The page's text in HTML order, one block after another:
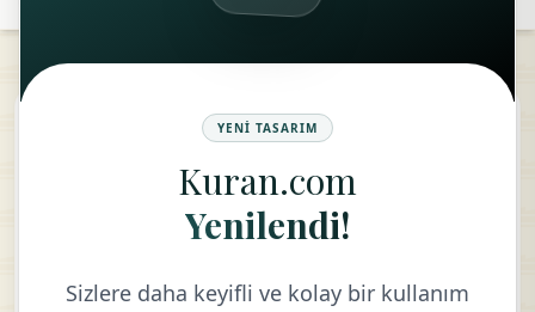
Leyl Suresi
KELIME MEALI
YENI TASARIM
Kuran.com
Yenilendi!
Sizlere daha keyifli ve kolay bir kullanım